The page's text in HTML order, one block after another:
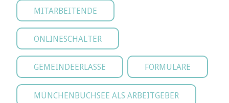
MITARBEITENDE
ONLINESCHALTER
GEMEINDEERLASSE FORMULARE
MÜNCHENBUCHSEE ALS ARBEITGEBER